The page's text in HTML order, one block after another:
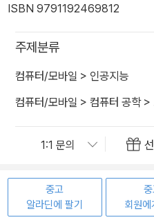
ISBN 9791192469812
주제분류
컴퓨터/모바일 > 인공지능
컴퓨터/모바일 > 컴퓨터 공학>
중고
알라딘에 팔기
회원에